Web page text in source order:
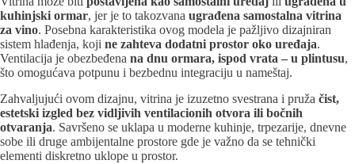
kuhinjski ormar, jer je to takozvana ugrađena samostalna vitrina
za vino. Posebna karakteristika ovog modela je pažljivo dizajniran
sistem hlađenja, koji ne zahteva dodatni prostor oko uređaja.
Ventilacija je obezbeđena na dnu ormara, ispod vrata – u plintusu,
što omogućava potpunu i bezbednu integraciju u nameštaj.
Zahvaljujući ovom dizajnu, vitrina je izuzetno svestrana i pruža čist,
estetski izgled bez vidljivih ventilacionih otvora ili bočnih
otvaranja. Savršeno se uklapa u moderne kuhinje, trpezarije, dnevne
sobe ili druge ambijentalne prostore gde je važno da se tehnički
elementi diskretno uklope u prostor.